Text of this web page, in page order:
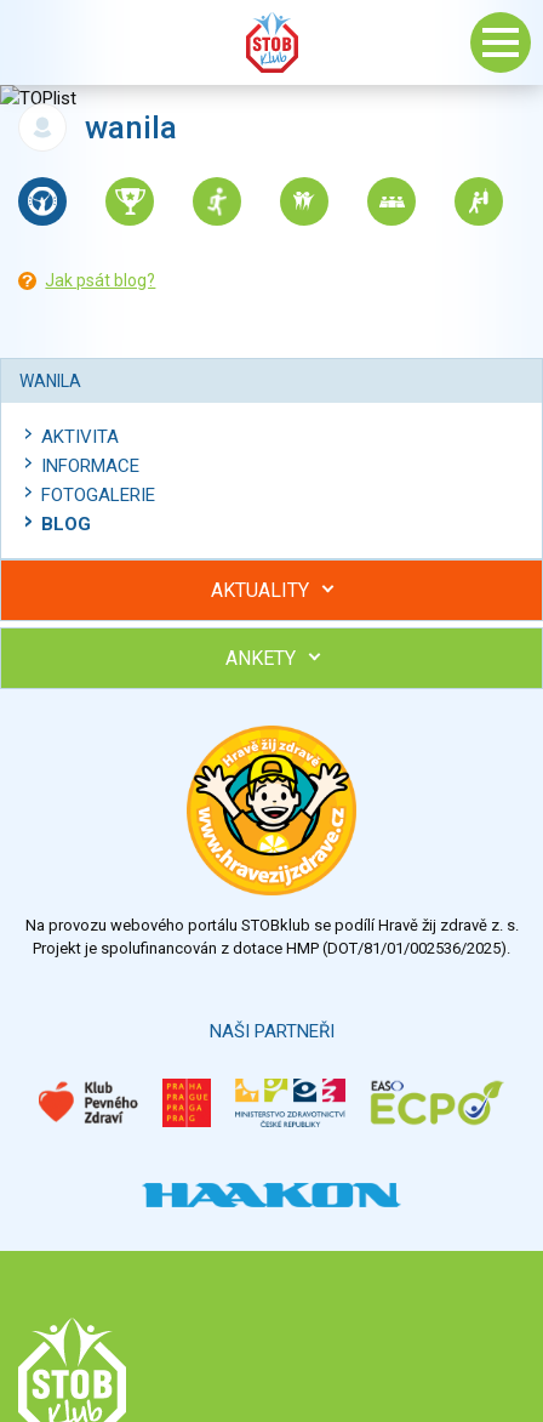
wanila
Jak psát blog?
WANILA
AKTIVITA
INFORMACE
FOTOGALERIE
BLOG
AKTUALITY
Hubněte s podporou lektorky a skupiny v kurzech STOBu
Chcete poradit s hubnutím? Najděte si odborníka STOBu ve
ANKETY
Výsledky Všechny ankety
Na provozu webového portálu STOBklub se podílí Hravě žij zdravě z. s.
Projekt je spolufinancován z dotace HMP (DOT/81/01/002536/2025).
NAŠI PARTNEŘI